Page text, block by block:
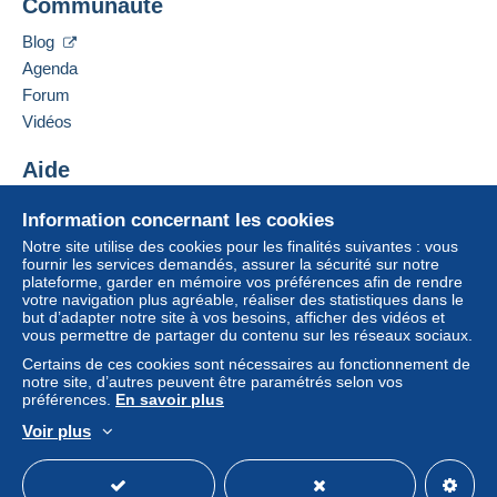
Paiement par :
Lettre (format normal/petite lettre)
2,50 €
Lettre suivie (format normal/petite lettre)
4,00 €
Lettre recommandée (format normal/petite
8,00 €
de livraison, vous devez être
membre et ouvrir une session.
Se
connect
er
S'inscri
re
13 CHEMIN DE TORREILLES
66510
Ajouter ce vendeur aux favoris
Information concernant les cookies
Notre site utilise des cookies pour les finalités suivantes : vous
fournir les services demandés, assurer la sécurité sur notre
plateforme, garder en mémoire vos préférences afin de rendre
votre navigation plus agréable, réaliser des statistiques dans le
but d’adapter notre site à vos besoins, afficher des vidéos et
vous permettre de partager du contenu sur les réseaux sociaux.
Certains de ces cookies sont nécessaires au fonctionnement de
notre site, d’autres peuvent être paramétrés selon vos
préférences. En savoir plus
Voir plus
Communauté
Blog
Agenda
Forum
Vidéos
Aide
Acheter sur Delcampe
Vendre sur Delcampe
Un site sécurisé